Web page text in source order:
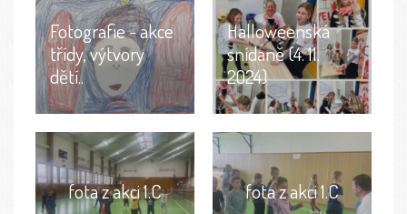
Fotografie - akce
třídy, výtvory
dětí..
Halloweenská
snídaně (4. 11.
2024)
fota z akci 1.C fota z akci 1.C